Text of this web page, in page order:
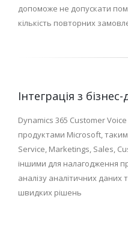
допоможе не допускати
кількість повторних
Інтеграція з
Dynamics 365 Customer
продуктами Microsoft,
Service, Marketings, Sales,
іншими для налагодження
аналізу аналітичних
швидких рішень